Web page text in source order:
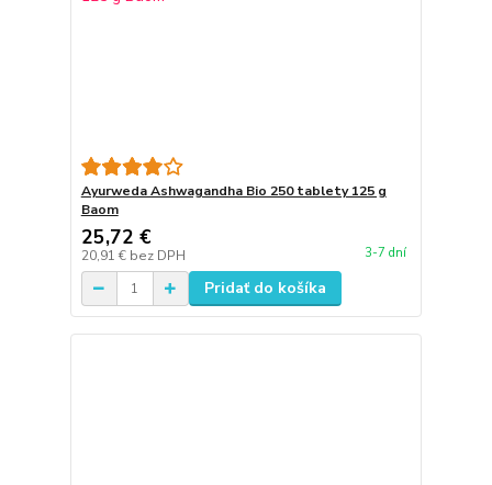
Ayurweda Ashwagandha Bio 250 tablety 125 g
Baom
25,72 €
20,91 € bez DPH 3-7 dní
Pridať do košíka